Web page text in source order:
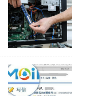
win11系统下载